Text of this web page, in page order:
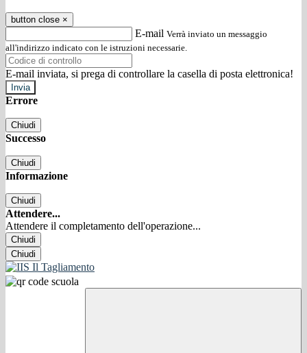
button close ×
E-mail Verrà inviato un messaggio
all'indirizzo indicato con le istruzioni necessarie.
E-mail inviata, si prega di controllare la casella di posta elettronica!
Errore
Chiudi
Successo
Chiudi
Informazione
Chiudi
Attendere...
Attendere il completamento dell'operazione...
Chiudi
Chiudi